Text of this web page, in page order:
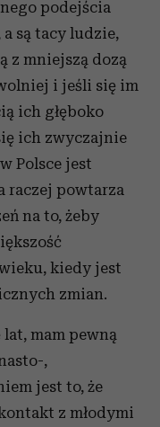
podejścia
są tacy ludzie,
z mniejszą dozą
i jeśli się im
ich głęboko
ich zwyczajnie
Polsce jest
raczej powtarza
na to, żeby
kiedy jest
zmian.
mam pewną
,
jest to, że
z młodymi